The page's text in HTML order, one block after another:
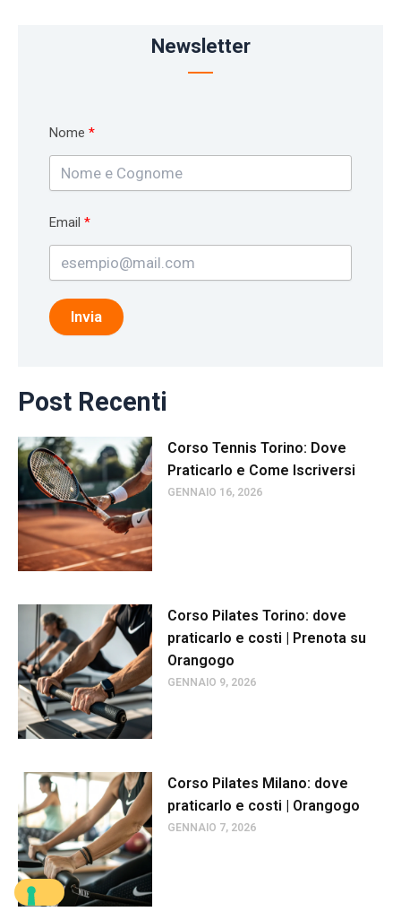
Newsletter
Nome
Email
Invia
Post Recenti
Corso Tennis Torino: Dove
Praticarlo e Come Iscriversi
GENNAIO 16, 2026
Corso Pilates Torino: dove
praticarlo e costi | Prenota su
Orangogo
GENNAIO 9, 2026
Corso Pilates Milano: dove
praticarlo e costi | Orangogo
GENNAIO 7, 2026